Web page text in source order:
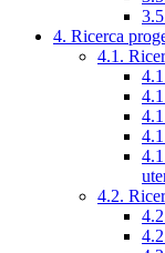
4. Ricerca
4.1.
4.2.